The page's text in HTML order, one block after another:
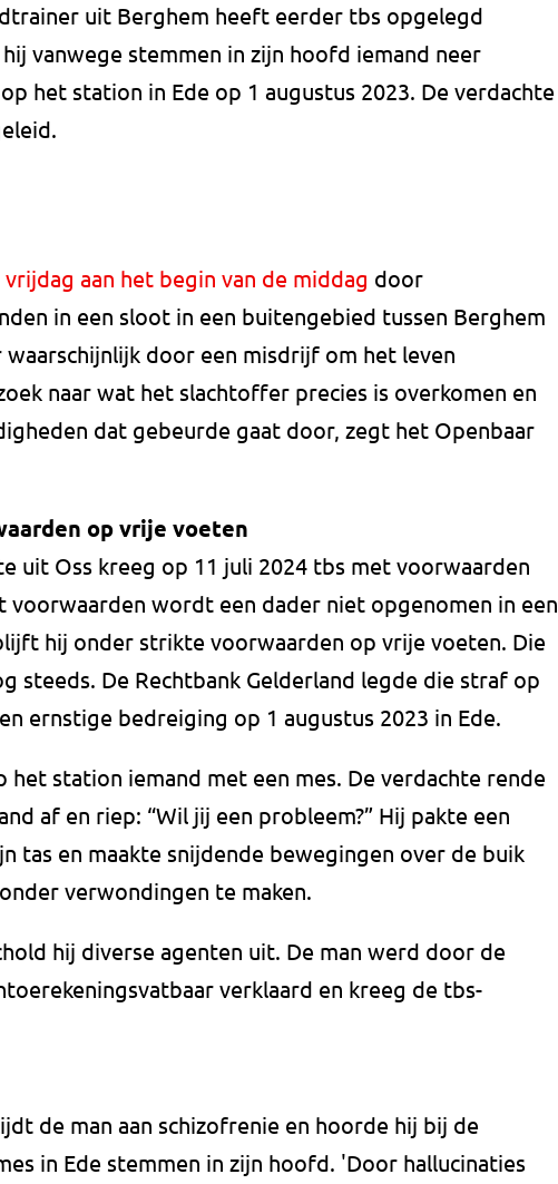
uit Berghem heeft eerder tbs opgelegd
vanwege stemmen in zijn hoofd iemand neer
het station in Ede op 1 augustus 2023. De verdachte
vrijdag aan het begin van de middag door
in een sloot in een buitengebied tussen Berghem
waarschijnlijk door een misdrijf om het leven
naar wat het slachtoffer precies is overkomen en
dat gebeurde gaat door, zegt het Openbaar
op vrije voeten
uit Oss kreeg op 11 juli 2024 tbs met voorwaarden
voorwaarden wordt een dader niet opgenomen in een
hij onder strikte voorwaarden op vrije voeten. Die
steeds. De Rechtbank Gelderland legde die straf op
ernstige bedreiging op 1 augustus 2023 in Ede.
het station iemand met een mes. De verdachte rende
af en riep: “Wil jij een probleem?” Hij pakte een
tas en maakte snijdende bewegingen over de buik
verwondingen te maken.
hij diverse agenten uit. De man werd door de
verklaard en kreeg de tbs-
de man aan schizofrenie en hoorde hij bij de
in Ede stemmen in zijn hoofd. 'Door hallucinaties